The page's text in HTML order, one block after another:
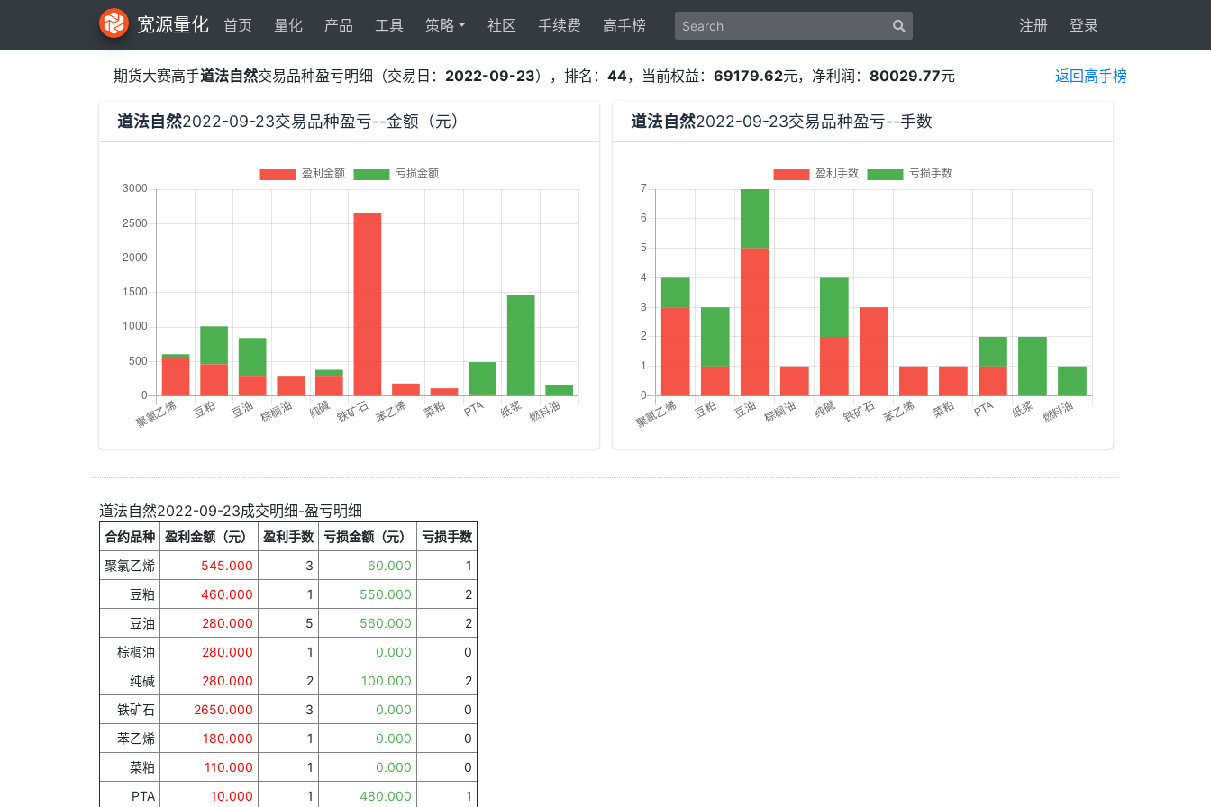
宽源量化 首页 量化 产品 工具 策略 社区 手续费 高手榜 注册 登录
期货大赛高手道法自然交易品种盈亏明细（交易日： 2022-09-23），排名： 44，当前权益： 69179.62元，净利润： 80029.77元 返回高手榜
道法自然2022-09-23交易品种盈亏--金额（元） 道法自然2022-09-23交易品种盈亏--手数
道法自然2022-09-23成交明细-盈亏明细
合约品种 盈利金额（元） 盈利手数 亏损金额（元）
亏损手数
聚氯乙烯
545.000 3 60.000
1
豆粕
460.000 1 550.000
2
豆油
280.000 5 560.000
2
棕榈油
280.000 1 0.000
0
纯碱
280.000 2 100.000
2
铁矿石
2650.000 3 0.000
0
苯乙烯
180.000 1 0.000
0
菜粕
110.000 1 0.000
0
PTA
10.000 1 480.000 1